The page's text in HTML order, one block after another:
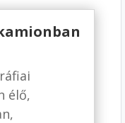
élő,